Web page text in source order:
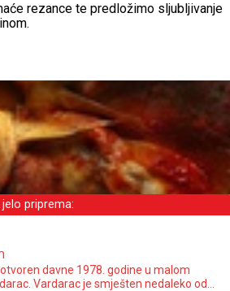
rezance te predložimo sljubljivanje
priprema:
davne 1978. godine u malom
Vardarac je smješten nedaleko od